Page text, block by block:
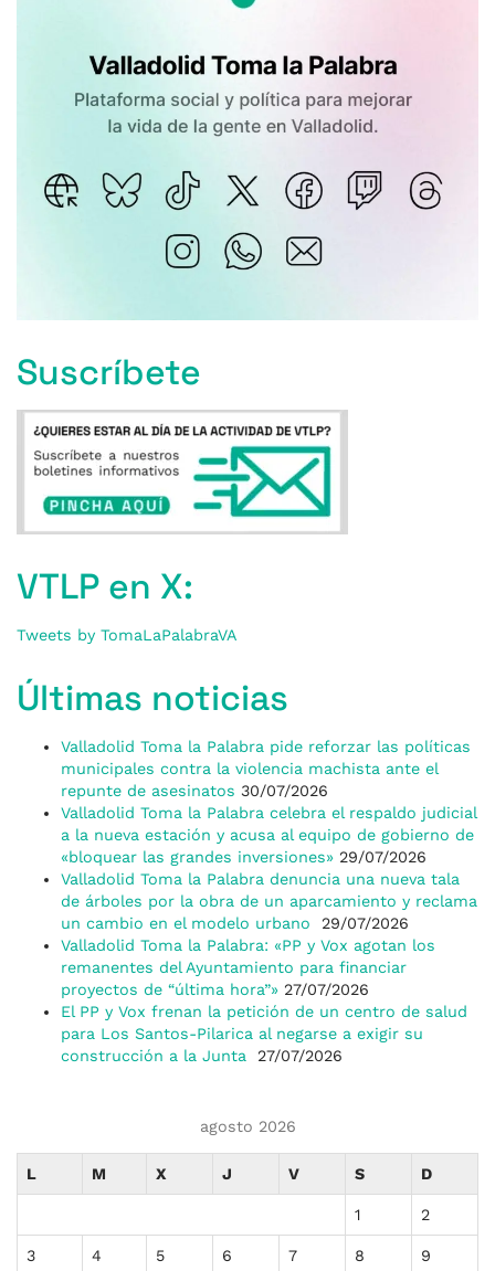
Suscríbete
VTLP en X:
Tweets by TomaLaPalabraVA
Últimas noticias
Valladolid Toma la Palabra pide reforzar las políticas
municipales contra la violencia machista ante el
repunte de asesinatos 30/07/2026
Valladolid Toma la Palabra celebra el respaldo judicial
a la nueva estación y acusa al equipo de gobierno de
«bloquear las grandes inversiones» 29/07/2026
Valladolid Toma la Palabra denuncia una nueva tala
de árboles por la obra de un aparcamiento y reclama
un cambio en el modelo urbano
29/07/2026
Valladolid Toma la Palabra: «PP y Vox agotan los
remanentes del Ayuntamiento para financiar
proyectos de “última hora”» 27/07/2026
El PP y Vox frenan la petición de un centro de salud
para Los Santos-Pilarica al negarse a exigir su
construcción a la Junta
27/07/2026
agosto 2026
L M X J V S D
1 2
3 4 5 6 7 8 9